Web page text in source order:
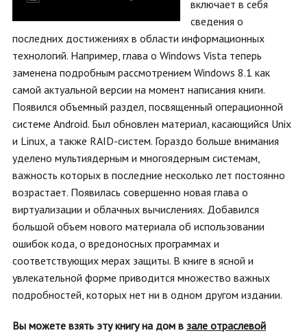
включает в себя
сведения о
последних достижениях в области информационных
технологий. Например, глава о Windows Vista теперь
заменена подробным рассмотрением Windows 8.1 как
самой актуальной версии на момент написания книги.
Появился объемный раздел, посвященный операционной
системе Android. Был обновлен материал, касающийся Unix
и Linux, а также RAID-систем. Гораздо больше внимания
уделено мультиядерным и многоядерным системам,
важность которых в последние несколько лет постоянно
возрастает. Появилась совершенно новая глава о
виртуализации и облачных вычислениях. Добавился
большой объем нового материала об использовании
ошибок кода, о вредоносных программах и
соответствующих мерах защиты. В книге в ясной и
увлекательной форме приводится множество важных
подробностей, которых нет ни в одном другом издании.
Вы можете взять эту книгу на дом в зале отраслевой